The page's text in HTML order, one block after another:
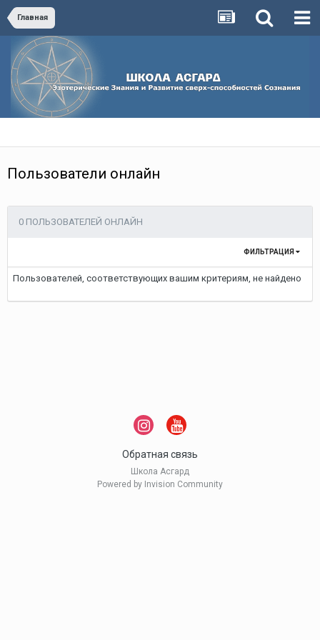
Главная
Пользователи онлайн
0 ПОЛЬЗОВАТЕЛЕЙ ОНЛАЙН
ФИЛЬТРАЦИЯ
Пользователей, соответствующих вашим критериям, не найдено
Обратная связь
Школа Асгард
Powered by Invision Community